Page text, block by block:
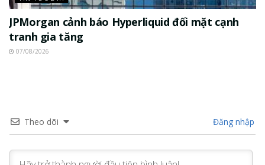
JPMorgan cảnh báo Hyperliquid đối mặt cạnh
tranh gia tăng
07/08/2026
Theo dõi Đăng nhập